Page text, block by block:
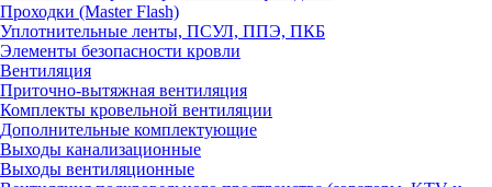
Проходки (Master Flash)
Уплотнительные ленты, ПСУЛ, ППЭ, ПКБ
Элементы безопасности кровли
Вентиляция
Приточно-вытяжная вентиляция
Комплекты кровельной вентиляции
Дополнительные комплектующие
Выходы канализационные
Выходы вентиляционные